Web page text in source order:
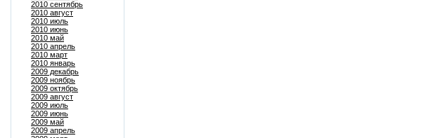
2010 сентябрь
2010 август
2010 июль
2010 июнь
2010 май
2010 апрель
2010 март
2010 январь
2009 декабрь
2009 ноябрь
2009 октябрь
2009 август
2009 июль
2009 июнь
2009 май
2009 апрель